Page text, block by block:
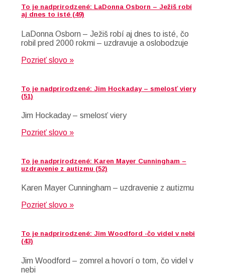
To je nadprirodzené: LaDonna Osborn – Ježiš robí
aj dnes to isté (49)
LaDonna Osborn – Ježiš robí aj dnes to isté, čo
robil pred 2000 rokmi – uzdravuje a oslobodzuje
Pozrieť slovo »
To je nadprirodzené: Jim Hockaday – smelosť viery
(51)
Jim Hockaday – smelosť viery
Pozrieť slovo »
To je nadprirodzené: Karen Mayer Cunningham –
uzdravenie z autizmu (52)
Karen Mayer Cunningham – uzdravenie z autizmu
Pozrieť slovo »
To je nadprirodzené: Jim Woodford -čo videl v nebi
(43)
Jim Woodford – zomrel a hovorí o tom, čo videl v
nebi